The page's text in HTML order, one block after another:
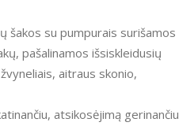
šakos su pumpurais surišamos
pašalinamos išsiskleidusių
aitraus skonio,
atsikosėjimą gerinančiu